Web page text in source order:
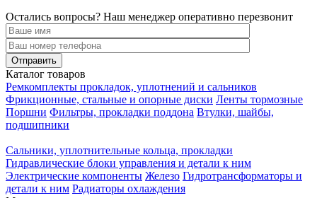
Остались вопросы? Наш менеджер оперативно перезвонит
Каталог товаров
Ремкомплекты прокладок, уплотнений и сальников
Фрикционные, стальные и опорные диски Ленты тормозные
Поршни Фильтры, прокладки поддона Втулки, шайбы,
подшипники
Сальники, уплотнительные кольца, прокладки
Гидравлические блоки управления и детали к ним
Электрические компоненты Железо Гидротрансформаторы и
детали к ним Радиаторы охлаждения